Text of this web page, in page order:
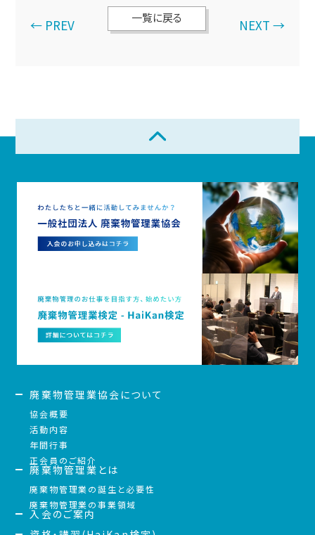
← PREV 一覧に戻る NEXT →
廃棄物管理業協会について
協会概要
活動内容
年間行事
正会員のご紹介
廃棄物管理業とは
廃棄物管理業の誕生と必要性
廃棄物管理業の事業領域
入会のご案内